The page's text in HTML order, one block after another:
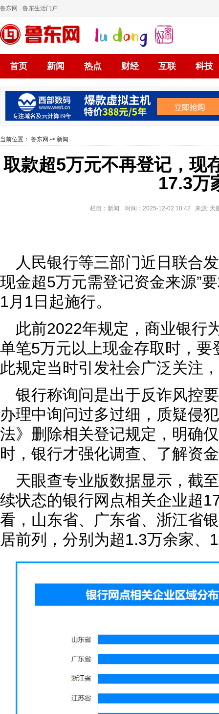
鲁东网 - 鲁东生活门户
首页 新闻 热点 财经 互联 科技
当前位置： 鲁东网 -> 新闻
取款超5万元不再登记，现
17.3万
栏目：新闻 时间：2025-12-02 10:42 来源: 天
人民银行等三部门近日联合
现金超5万元需登记资金来源”
1月1日起施行。
此前2022年规定，商业银行
单笔5万元以上现金存取时，
此规定当时引发社会广泛关注
银行称询问是出于反诈风控
办理中询问过多过细，质疑侵
法》删除相关登记规定，明确
时，银行才强化调查、了解资
天眼查专业版数据显示，截
续状态的银行网点相关企业超
看，山东省、广东省、浙江省
居前列，分别为超1.3万余家、